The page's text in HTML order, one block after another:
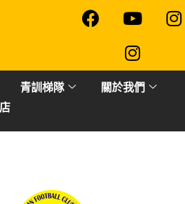
青訓梯隊
關於我們